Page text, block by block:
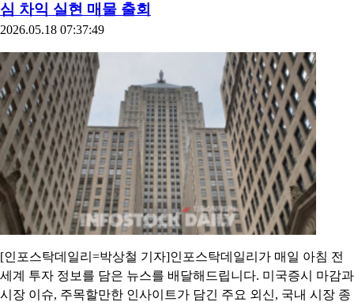
심 차익 실현 매물 출회
2026.05.18 07:37:49
[인포스탁데일리=박상철 기자]인포스탁데일리가 매일 아침 전
세계 투자 정보를 담은 뉴스를 배달해드립니다. 미국증시 마감과
시장 이슈, 주목할만한 인사이트가 담긴 주요 외신, 국내 시장 종